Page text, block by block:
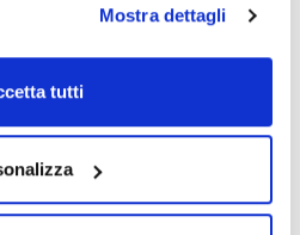
Mostra dettagli
tutti
u.
Acquista